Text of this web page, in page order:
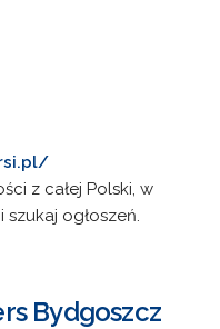
z całej Polski, w
ogłoszeń.
Bydgoszcz